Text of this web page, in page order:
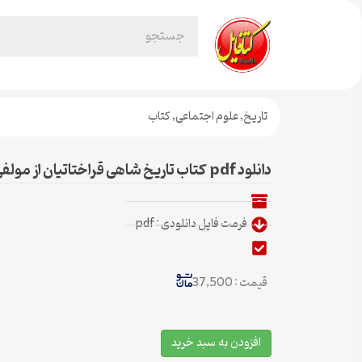
تاریخ,علوم اجتماعی,کتاب
دانلود pdf کتاب تاریخ شاهی قراختاتیان از مولفی ناشناخته
فرمت فایل دانلودی : pdf
قیمت : 37,500
افزودن به سبد خرید